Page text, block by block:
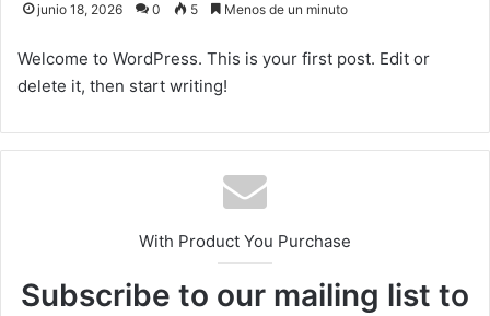
junio 18, 2026 0 5 Menos de un minuto
Welcome to WordPress. This is your first post. Edit or
delete it, then start writing!
With Product You Purchase
Subscribe to our mailing list to